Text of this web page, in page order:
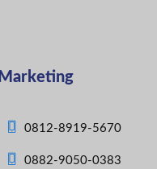
Marketing
0812-8919-5670
0882-9050-0383